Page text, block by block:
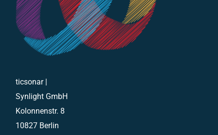
ticsonar |
Synlight GmbH
Kolonnenstr. 8
10827 Berlin